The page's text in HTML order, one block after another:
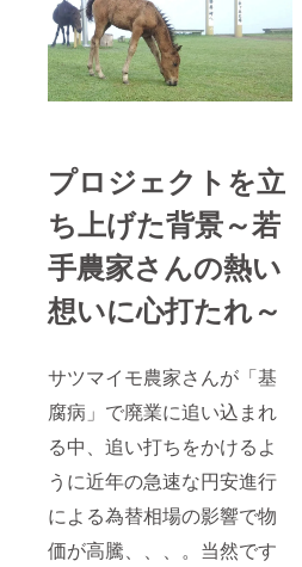
プロジェクトを立
ち上げた背景～若
手農家さんの熱い
想いに心打たれ～
サツマイモ農家さんが「基
腐病」で廃業に追い込まれ
る中、追い打ちをかけるよ
うに近年の急速な円安進行
による為替相場の影響で物
価が高騰、、、。当然です